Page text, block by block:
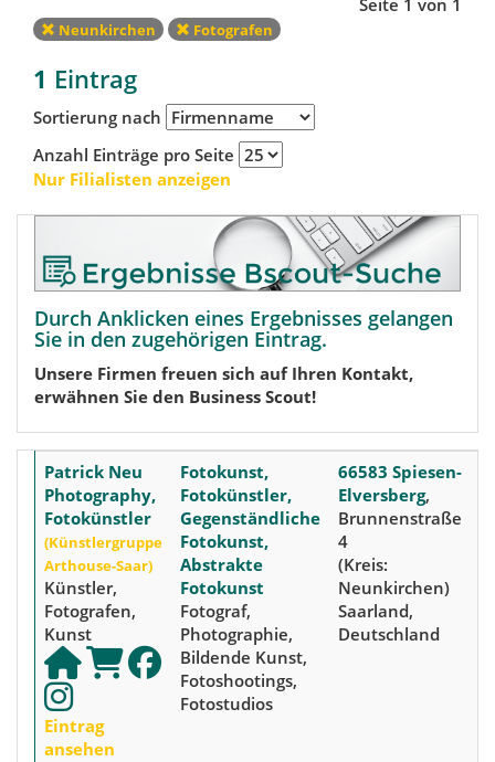
Neunkirchen Fotografen
1 Eintrag
Sortierung nach
Anzahl Einträge pro Seite
Nur Filialisten anzeigen
Durch Anklicken eines Ergebnisses gelangen
Sie in den zugehörigen Eintrag.
Unsere Firmen freuen sich auf Ihren Kontakt,
erwähnen Sie den Business Scout!
Patrick Neu
Photography,
Fotokünstler
(Künstlergruppe
Arthouse-Saar)
Künstler,
Fotografen,
Kunst
Eintrag
ansehen
Fotokunst,
Fotokünstler,
Gegenständliche
Fotokunst,
Abstrakte
Fotokunst
Fotograf,
Photographie,
Bildende Kunst,
Fotoshootings,
Fotostudios
66583 Spiesen-
Elversberg,
Brunnenstraße
4
(Kreis:
Neunkirchen)
Saarland,
Deutschland